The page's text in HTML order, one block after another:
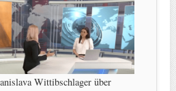
Wittibschlager über